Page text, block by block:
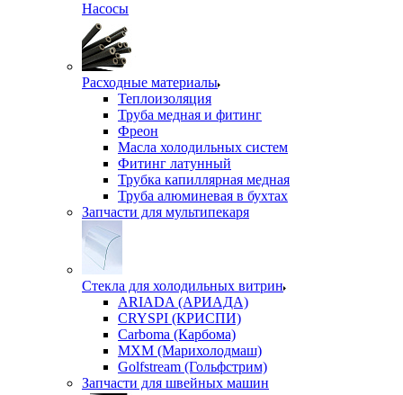
Насосы
Расходные материалы
Теплоизоляция
Труба медная и фитинг
Фреон
Масла холодильных систем
Фитинг латунный
Трубка капиллярная медная
Труба алюминевая в бухтах
Запчасти для мультипекаря
Стекла для холодильных витрин
ARIADA (АРИАДА)
CRYSPI (КРИСПИ)
Carboma (Карбома)
MXM (Марихолодмаш)
Golfstream (Гольфстрим)
Запчасти для швейных машин